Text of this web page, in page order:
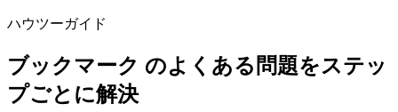
ハウツーガイド
ブックマーク のよくある問題をステッ
プごとに解決